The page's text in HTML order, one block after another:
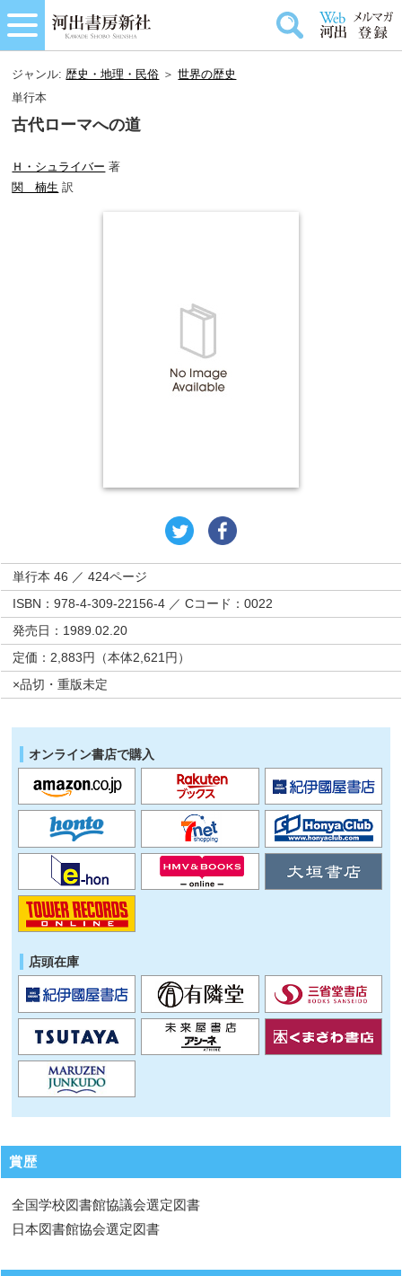
ジャンル:歴史・地理・民俗 ＞世界の歴史
単行本
古代ローマへの道
Ｈ・シュライバー 著
関 楠生 訳
単行本 46 ／ 424ページ
ISBN：978-4-309-22156-4 ／ Cコード：0022
発売日：1989.02.20
定価：2,883円（本体2,621円）
×品切・重版未定
オンライン書店で購入
店頭在庫
賞歴
全国学校図書館協議会選定図書
日本図書館協会選定図書